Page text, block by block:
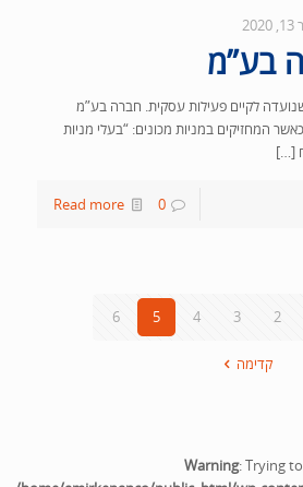
בע”מ
לקיים פעילות עסקית. חברה בע”מ
המחזיקים במניות מכונים: “בעלי מניות
[…]
0
Read more
2
3
4
5
6
קדימה
Warning: Trying